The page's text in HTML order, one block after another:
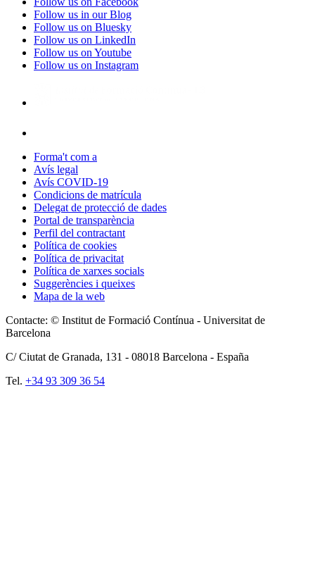
Follow us in our Blog
Follow us on Bluesky
Follow us on LinkedIn
Follow us on Youtube
Follow us on Instagram
Forma't com a
Avís legal
Avís COVID-19
Condicions de matrícula
Delegat de protecció de dades
Portal de transparència
Perfil del contractant
Política de cookies
Política de privacitat
Política de xarxes socials
Suggerències i queixes
Mapa de la web
Contacte: © Institut de Formació Contínua - Universitat de
Barcelona
C/ Ciutat de Granada, 131 - 08018 Barcelona - España
Tel. +34 93 309 36 54